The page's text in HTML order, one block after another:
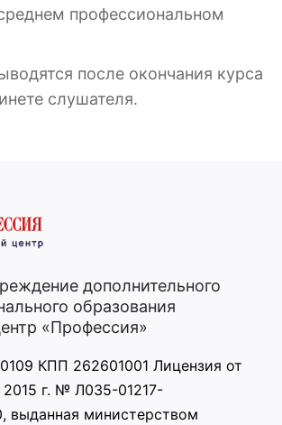
профессиональном
после окончания курса
слушателя.
дополнительного
образования
«Профессия»
КПП 262601001 Лицензия от
2015 г. № Л035-01217-
выданная министерством